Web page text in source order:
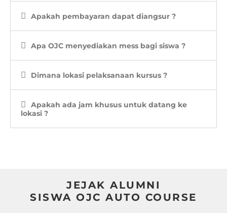
Apakah pembayaran dapat diangsur ?
Apa OJC menyediakan mess bagi siswa ?
Dimana lokasi pelaksanaan kursus ?
Apakah ada jam khusus untuk datang ke
lokasi ?
JEJAK ALUMNI
SISWA OJC AUTO COURSE